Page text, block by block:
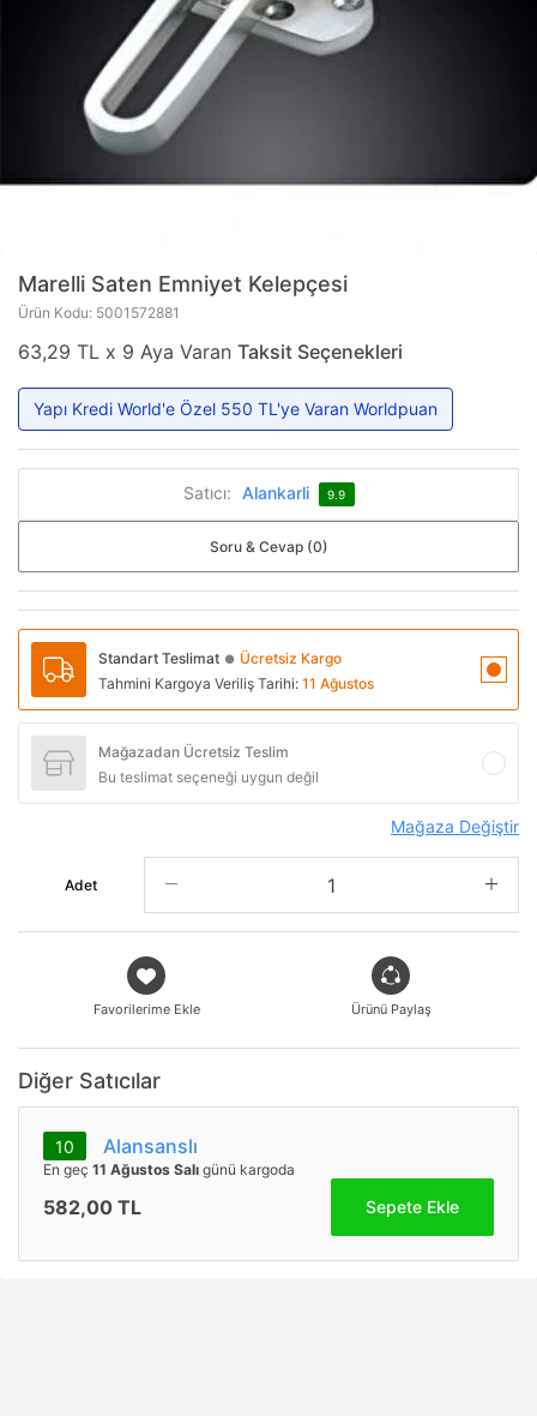
Marelli Saten Emniyet Kelepçesi
Ürün Kodu: 5001572881
63,29 TL x 9 Aya Varan Taksit Seçenekleri
Yapı Kredi World'e Özel 550 TL'ye Varan Worldpuan
Satıcı: Alankarli 9.9
Soru & Cevap (0)
Standart Teslimat ● Ücretsiz Kargo
Tahmini Kargoya Veriliş Tarihi: 11 Ağustos
Mağazadan Ücretsiz Teslim
Bu teslimat seçeneği uygun değil
Mağaza Değiştir
Adet
Favorilerime Ekle Ürünü Paylaş
Diğer Satıcılar
10 Alansanslı
En geç 11 Ağustos Salı günü kargoda
582,00 TL Sepete Ekle